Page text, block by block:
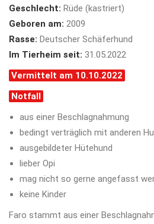
Geschlecht: Rüde (kastriert)
Geboren am: 2009
Rasse: Deutscher Schäferhund
Im Tierheim seit: 31.05.2022
Vermittelt am 10.10.2022
Notfall
aus einer Beschlagnahmung
bedingt verträglich mit anderen
ausgebildeter Hütehund
lieber Opi
mag nicht so gerne angefasst
keine Kinder
Faro stammt aus einer